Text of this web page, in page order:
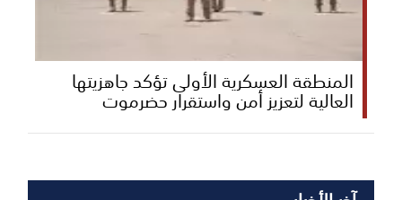
المنطقة العسكرية الأولى تؤكد جاهزيتها
العالية لتعزيز أمن واستقرار حضرموت